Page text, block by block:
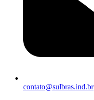
contato@sulbras.ind.br